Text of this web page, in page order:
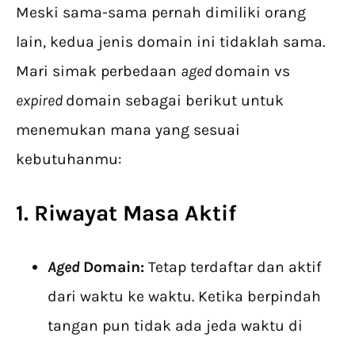
Meski sama-sama pernah dimiliki orang
lain, kedua jenis domain ini tidaklah sama.
Mari simak perbedaan aged domain vs
expired domain sebagai berikut untuk
menemukan mana yang sesuai
kebutuhanmu:
1. Riwayat Masa Aktif
Aged Domain: Tetap terdaftar dan aktif
dari waktu ke waktu. Ketika berpindah
tangan pun tidak ada jeda waktu di